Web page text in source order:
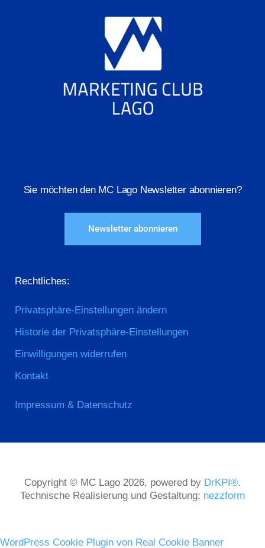
Sie möchten den MC Lago Newsletter abonnieren?
Newsletter abonnieren
Rechtliches:
Privatsphäre-Einstellungen ändern
Historie der Privatsphäre-Einstellungen
Einwilligungen widerrufen
Kontakt
Impressum & Datenschutz
Copyright © MC Lago 2026, powered by DrKPI®.
Technische Realisierung und Gestaltung: nezzform
WordPress Cookie Plugin von Real Cookie Banner